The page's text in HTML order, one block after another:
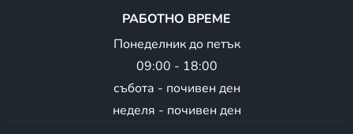
РАБОТНО ВРЕМЕ
Понеделник до петък
09:00 - 18:00
събота - почивен ден
неделя - почивен ден